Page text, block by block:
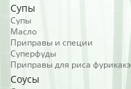
Супы
Супы
Масло
Приправы и специи
Суперфуды
Приправы для риса фурикакэ
Соусы